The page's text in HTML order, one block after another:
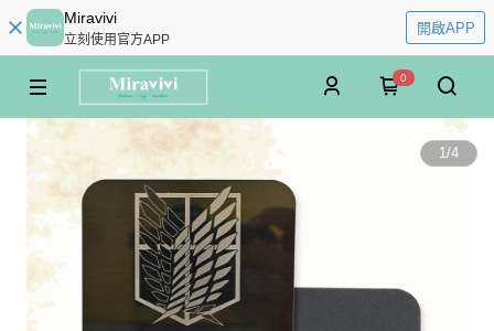
Miravivi
立刻使用官方APP
開啟APP
0
1/4